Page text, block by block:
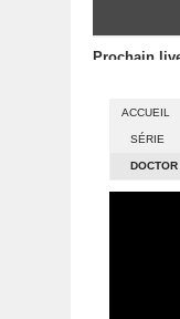
Prochain
ACCUEIL
SÉRIE